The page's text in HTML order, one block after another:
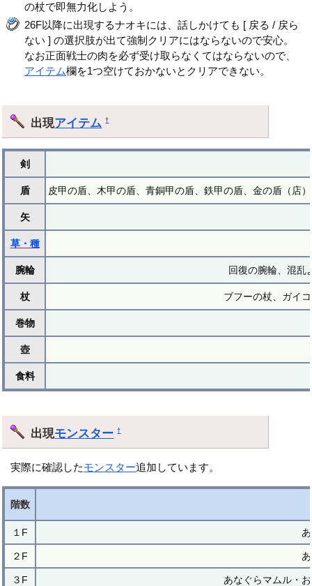
の杖で即無力化しよう。
26F以降に出現するナオキには、話しかけても [ 戻る / 戻ら
ない ] の選択肢が出て強制クリアにはならないので安心。
なお正面戦士の肉を必ず受け取らなくてはならないので、
アイテム欄を1つ空けておかないとクリアできない。
出現アイテム †
剣
盾 皮甲の盾、木甲の盾、青銅甲の盾、鉄甲の盾、金の盾（店
矢
草・種
腕輪 回復の腕輪、混乱
杖 ブフーの杖、ガイ
巻物
壺
食料
出現モンスター †
実際に確認したモンスター追加しています。
階数
１F
２F
３F あなぐらマムル・